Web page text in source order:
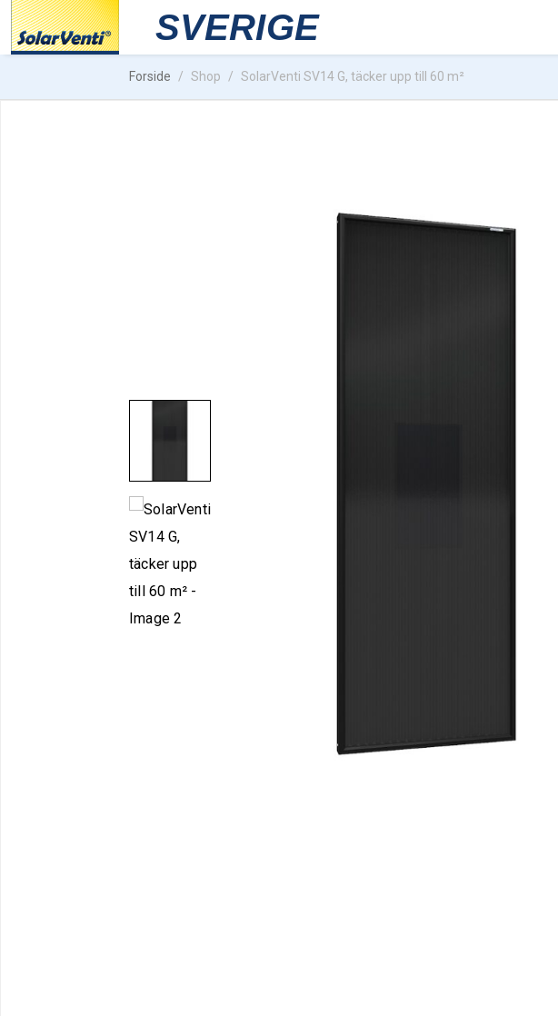
Forside Shop SolarVenti SV14 G, täcker upp till 60 m²